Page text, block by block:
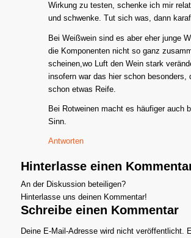
Wirkung zu testen, schenke ich mir
und schwenke. Tut sich was, dann
Bei Weißwein sind es aber eher junge
die Komponenten nicht so ganz
scheinen,wo Luft den Wein stark
insofern war das hier schon besonders,
schon etwas Reife.
Bei Rotweinen macht es häufiger auch
Sinn.
Antworten
Hinterlasse einen
An der Diskussion beteiligen?
Hinterlasse uns deinen Kommentar!
Schreibe einen Kommentar
Deine E-Mail-Adresse wird nicht veröffentlicht.